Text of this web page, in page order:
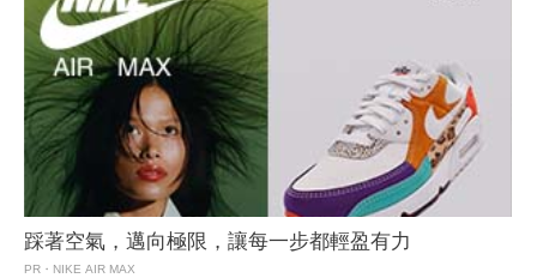
踩著空氣，邁向極限，讓每一步都輕盈有力
PR・NIKE AIR MAX